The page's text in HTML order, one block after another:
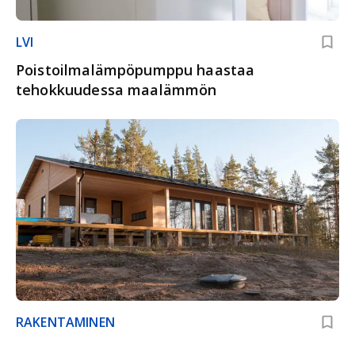
LVI
Poistoilmalämpöpumppu haastaa
tehokkuudessa maalämmön
RAKENTAMINEN